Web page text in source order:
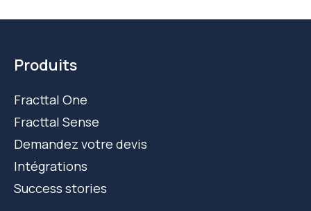
Produits
Fracttal One
Fracttal Sense
Demandez votre devis
Intégrations
Success stories